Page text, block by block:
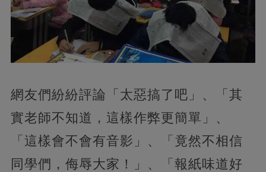
網友們紛紛評論「太惡搞了吧」、「其
實老師不知道，這樣作弊更簡單」、
「這樣會不會有音影」、「竟然不相信
同學們，侮辱大家！」、「報紙味道好